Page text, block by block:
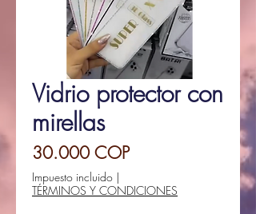
Vidrio protector con
mirellas
30.000 COPPrecio
Impuesto incluido |
TÉRMINOS Y CONDICIONES